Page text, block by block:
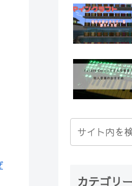
カテゴリー